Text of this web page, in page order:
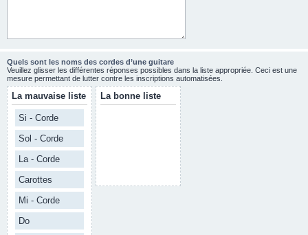
Quels sont les noms des cordes d’une guitare
Veuillez glisser les différentes réponses possibles dans la liste appropriée. Ceci est une
mesure permettant de lutter contre les inscriptions automatisées.
La mauvaise liste
Si - Corde
Sol - Corde
La - Corde
Carottes
Mi - Corde
Do
La bonne liste